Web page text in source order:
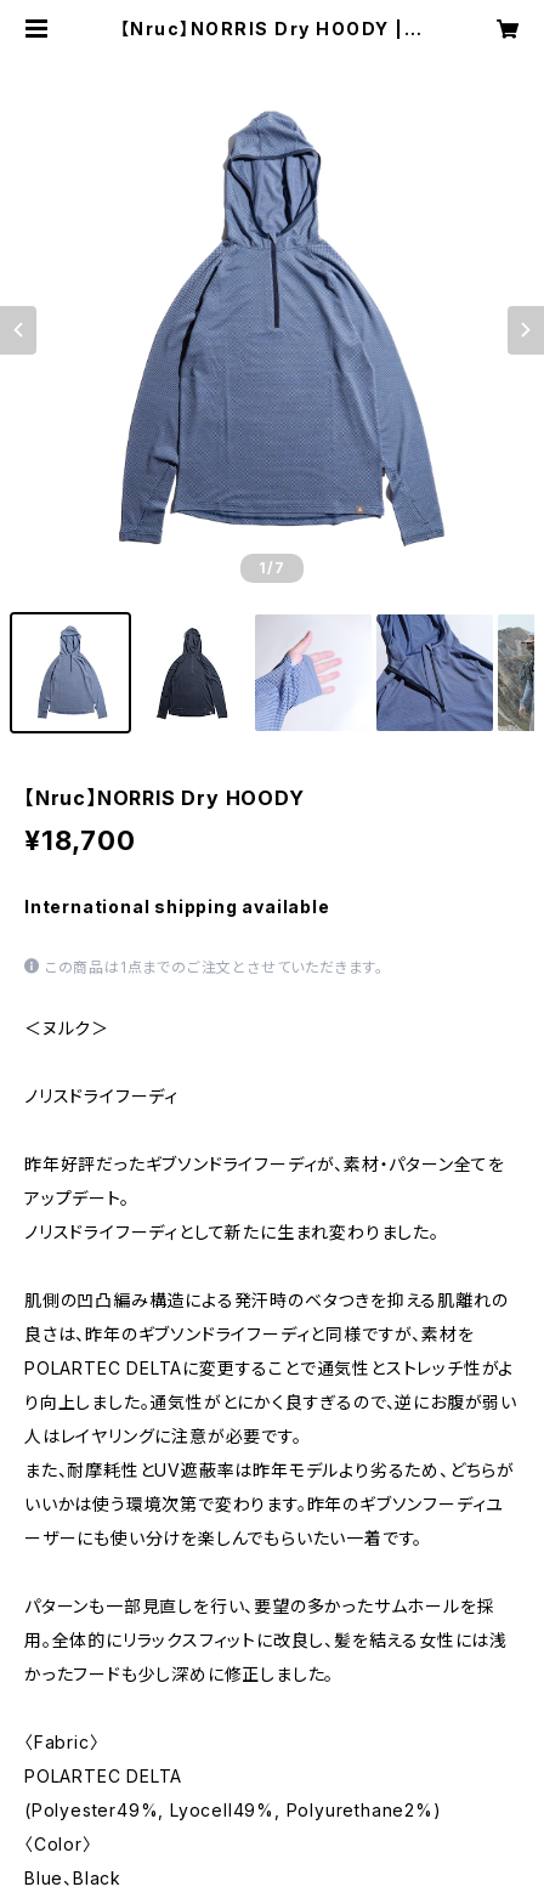
【Nruc】NORRIS Dry HOODY | N
1 /7
【Nruc】NORRIS Dry HOODY
¥18,700
International shipping available
この商品は1点までのご注文とさせていただきます。
＜ヌルク＞
ノリスドライフーディ
昨年好評だったギブソンドライフーディが、素材・パターン全てを
アップデート。
ノリスドライフーディとして新たに生まれ変わりました。
肌側の凹凸編み構造による発汗時のベタつきを抑える肌離れの
良さは、昨年のギブソンドライフーディと同様ですが、素材を
POLARTEC DELTAに変更することで通気性とストレッチ性がよ
り向上しました。通気性がとにかく良すぎるので、逆にお腹が弱い
人はレイヤリングに注意が必要です。
また、耐摩耗性とUV遮蔽率は昨年モデルより劣るため、どちらが
いいかは使う環境次第で変わります。昨年のギブソンフーディユ
ーザーにも使い分けを楽しんでもらいたい一着です。
パターンも一部見直しを行い、要望の多かったサムホールを採
用。全体的にリラックスフィットに改良し、髪を結える女性には浅
かったフードも少し深めに修正しました。
〈Fabric〉
POLARTEC DELTA
(Polyester49%, Lyocell49%, Polyurethane2%)
〈Color〉
Blue、Black